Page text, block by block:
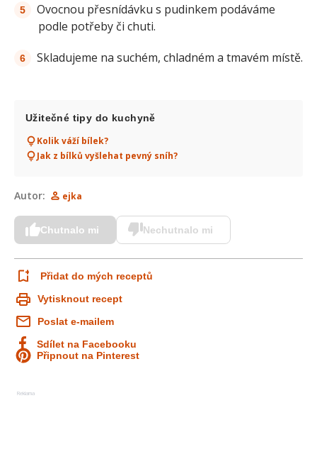
Ovocnou přesnídávku s pudinkem podáváme
podle potřeby či chuti.
Skladujeme na suchém, chladném a tmavém místě.
Užitečné tipy do kuchyně
Kolik váží bílek?
Jak z bílků vyšlehat pevný sníh?
Autor: ejka
Chutnalo mi Nechutnalo mi
Přidat do mých receptů
Vytisknout recept
Poslat e-mailem
Sdílet na Facebooku
Připnout na Pinterest
Reklama